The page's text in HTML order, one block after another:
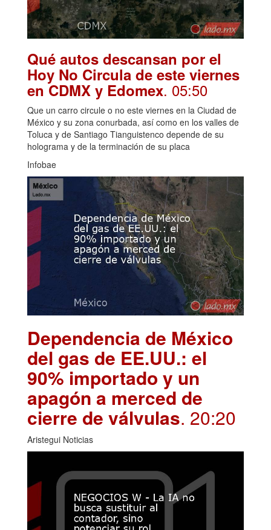
Qué autos descansan por el
Hoy No Circula de este viernes
en CDMX y Edomex. 05:50
Que un carro circule o no este viernes en la Ciudad de
México y su zona conurbada, así como en los valles de
Toluca y de Santiago Tianguistenco depende de su
holograma y de la terminación de su placa
Infobae
Dependencia de México
del gas de EE.UU.: el
90% importado y un
apagón a merced de
cierre de válvulas. 20:20
Aristegui Noticias